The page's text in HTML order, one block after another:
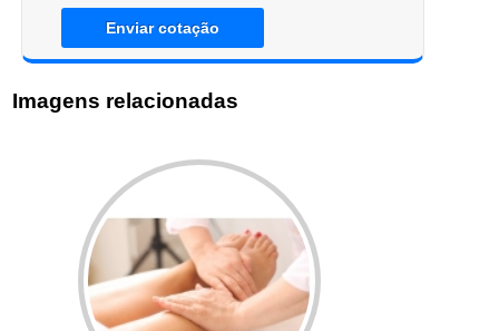
Enviar cotação
Imagens relacionadas